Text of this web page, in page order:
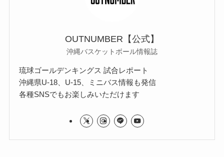
OUTNUMBER【公式】
沖縄バスケットボール情報誌
琉球ゴールデンキングス 試合レポート
沖縄県U-18、U-15、ミニバス情報も発信
各種SNSでもお楽しみいただけます